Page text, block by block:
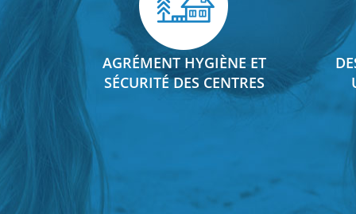
AGRÉMENT HYGIÈNE ET
SÉCURITÉ DES CENTRES